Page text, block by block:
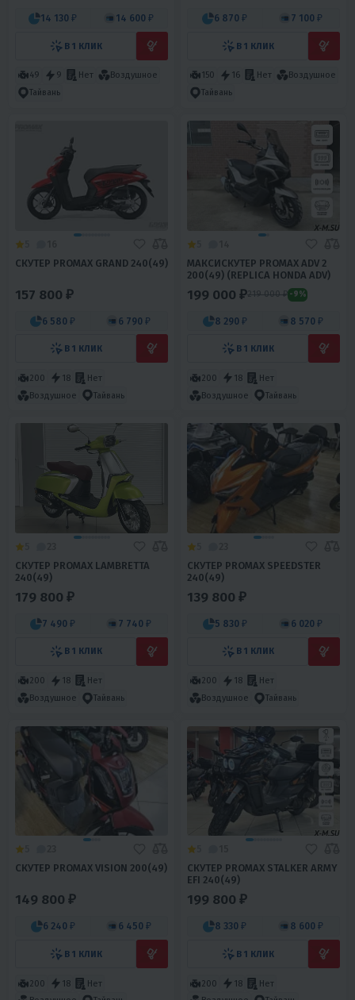
14 130 ₽ 14 600 ₽
В 1 КЛИК
49 9 Нет
Воздушное
Тайвань
6 870 ₽ 7 100 ₽
В 1 КЛИК
150 16 Нет
Воздушное
Тайвань
СКУТЕР PROMAX GRAND 240(49)
157 800 ₽
6 580 ₽ 6 790 ₽
В 1 КЛИК
200 18
Нет
Воздушное
Тайвань
МАКСИСКУТЕР PROMAX ADV 2
200(49) (REPLICA HONDA ADV)
199 000 ₽219 000 ₽ -9%
8 290 ₽ 8 570 ₽
В 1 КЛИК
200 18
Нет
Воздушное
Тайвань
СКУТЕР PROMAX LAMBRETTA
240(49)
179 800 ₽
7 490 ₽ 7 740 ₽
В 1 КЛИК
200 18
Нет
Воздушное
Тайвань
СКУТЕР PROMAX SPEEDSTER
240(49)
139 800 ₽
5 830 ₽ 6 020 ₽
В 1 КЛИК
200 18
Нет
Воздушное
Тайвань
СКУТЕР PROMAX VISION 200(49)
149 800 ₽
6 240 ₽ 6 450 ₽
В 1 КЛИК
200 18
Нет
СКУТЕР PROMAX STALKER ARMY
EFI 240(49)
199 800 ₽
8 330 ₽ 8 600 ₽
В 1 КЛИК
200 18
Нет